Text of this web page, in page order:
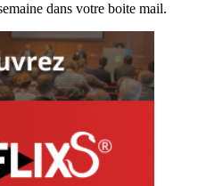
dans votre boite mail.